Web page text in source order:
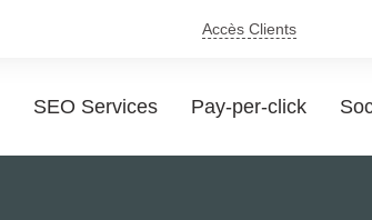
Accès Clients
SEO Services Pay-per-click